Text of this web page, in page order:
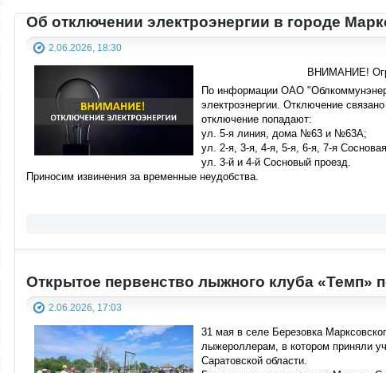
Об отключении электроэнергии в городе
2.06.2026, 18:30
ВНИМАНИЕ!
По информации ОАО "
электроэнергии. Отключение
отключение попадают:
ул. 5-я линия, дома №63 и №63А;
ул. 2-я, 3-я, 4-я, 5-я, 6-я, 7-я
ул. 3-й и 4-й Сосновый проезд.
Приносим извинения за временные неудобства.
Открытое первенство лыжного клуба «Темп»
2.06.2026, 17:03
31 мая в селе Березовка
лыжероллерам, в котором приняли
Саратовской области.